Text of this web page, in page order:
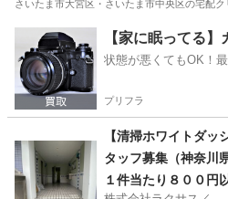
さいたま市大宮区・さいたま市中央区の宅配
さいたま市 大宮駅 その他
さいたま新都心駅 その他 電話営業
【家に眠ってる
状態が悪くてもOK！
プリフラ
【清掃ホワイトダッ
タッフ募集（神奈川
清掃依頼オーナーの
１件当たり８００円